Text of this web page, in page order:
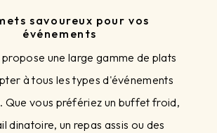
savoureux pour vos
événements
propose une large gamme de plats
à tous les types d'événements
Que vous préfériez un buffet froid,
dinatoire, un repas assis ou des